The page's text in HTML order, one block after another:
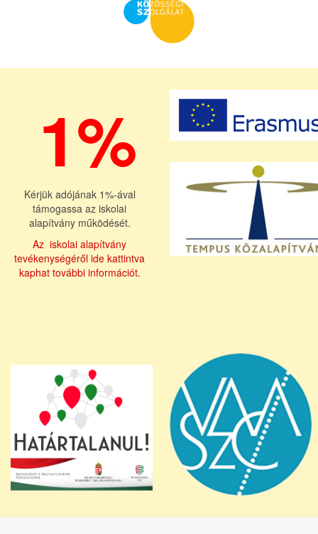
1%
Kérjük adójának 1%-ával
támogassa az iskolai
alapítvány működését.
Az iskolai alapítvány
tevékenységéről ide kattintva
kaphat további információt.